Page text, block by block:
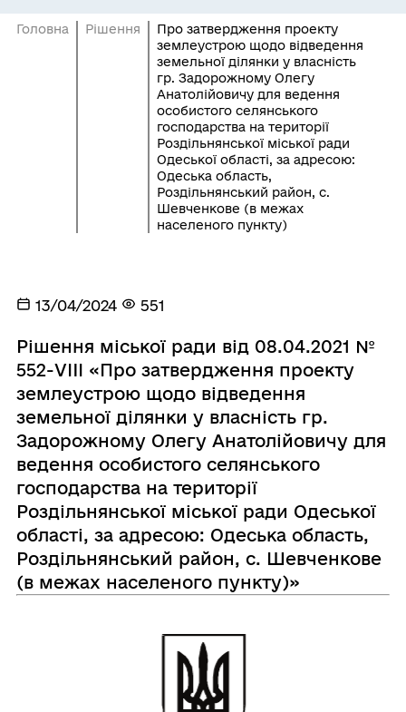
Головна Рішення
Про затвердження проекту
землеустрою щодо відведення
земельної ділянки у власність
гр. Задорожному Олегу
Анатолійовичу для ведення
особистого селянського
господарства на території
Роздільнянської міської ради
Одеської області, за адресою:
Одеська область,
Роздільнянський район, с.
Шевченкове (в межах
населеного пункту)
13/04/2024 551
Рішення міської ради від 08.04.2021 №
552-VIII «Про затвердження проекту
землеустрою щодо відведення
земельної ділянки у власність гр.
Задорожному Олегу Анатолійовичу для
ведення особистого селянського
господарства на території
Роздільнянської міської ради Одеської
області, за адресою: Одеська область,
Роздільнянський район, с. Шевченкове
(в межах населеного пункту)»